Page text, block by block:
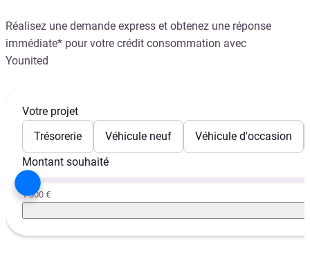
Réalisez une demande express et obtenez une réponse
immédiate* pour votre crédit consommation avec
Younited
Votre projet
Trésorerie
Véhicule neuf
Véhicule d'occasion
Montant souhaité
1 000 €